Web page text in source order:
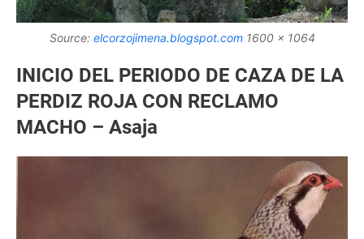
Source: elcorzojimena.blogspot.com1600 x 1064
INICIO DEL PERIODO DE CAZA DE LA
PERDIZ ROJA CON RECLAMO
MACHO – Asaja